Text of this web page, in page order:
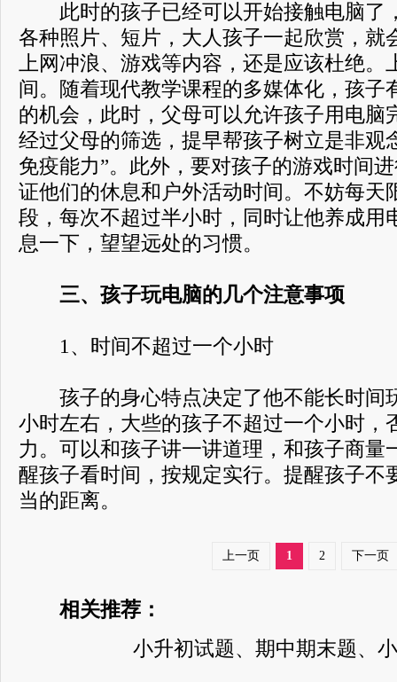
此时的孩子已经可以开始接触电脑了
各种照片、短片，大人孩子一起欣赏，就
上网冲浪、游戏等内容，还是应该杜绝。
间。随着现代教学课程的多媒体化，孩子
的机会，此时，父母可以允许孩子用电脑
经过父母的筛选，提早帮孩子树立是非观
免疫能力”。此外，要对孩子的游戏时间
证他们的休息和户外活动时间。不妨每天
段，每次不超过半小时，同时让他养成
息一下，望望远处的习惯。
三、孩子玩电脑的几个注意事项
1、时间不超过一个小时
孩子的身心特点决定了他不能长时间
小时左右，大些的孩子不超过一个小时，
力。可以和孩子讲一讲道理，和孩子商量
醒孩子看时间，按规定实行。提醒孩子不
当的距离。
上一页 1 2 下一页
相关推荐：
小升初试题、期中期末题、